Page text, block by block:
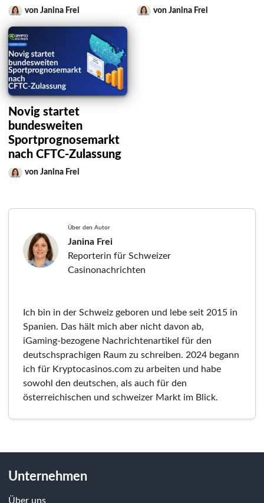
von Janina Frei von Janina Frei
Novig startet
bundesweiten
Sportprognosemarkt
nach CFTC-Zulassung
von Janina Frei
Über den Autor
Janina Frei
Reporterin für Schweizer
Casinonachrichten
Ich bin in der Schweiz geboren und lebe seit 2015 in
Spanien. Das hält mich aber nicht davon ab,
iGaming-bezogene Nachrichtenartikel für den
deutschsprachigen Raum zu schreiben. 2024 begann
ich für Kryptocasinos.com zu arbeiten und habe
sowohl den deutschen, als auch für den
österreichischen und schweizer Markt im Blick.
Unternehmen
Über uns